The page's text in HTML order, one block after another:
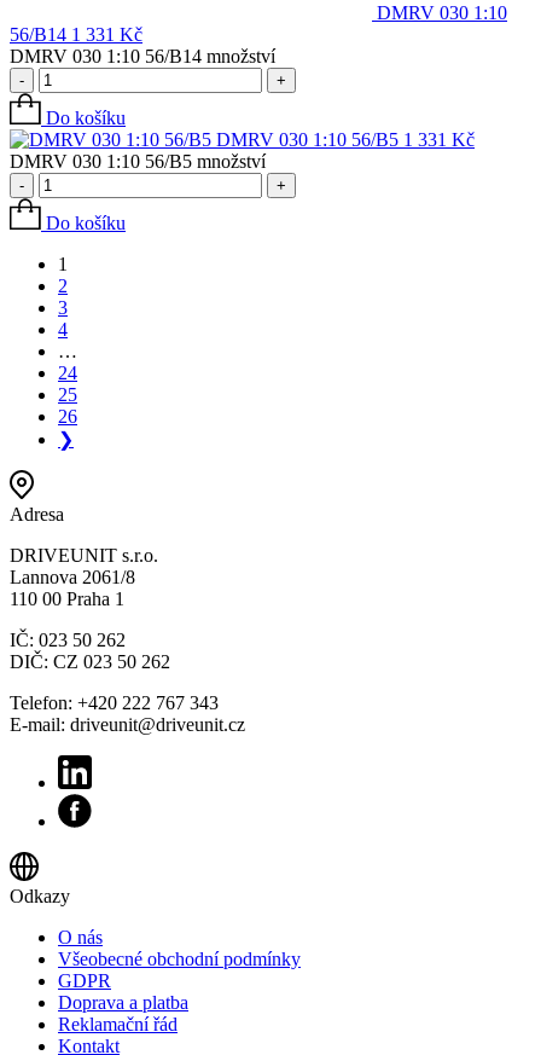
DMRV 030 1:10
56/B14 1 331 Kč
DMRV 030 1:10 56/B14 množství
- +
Do košíku
DMRV 030 1:10 56/B5 1 331 Kč
DMRV 030 1:10 56/B5 množství
- +
Do košíku
1
2
3
4
…
24
25
26
❯
Adresa
DRIVEUNIT s.r.o.
Lannova 2061/8
110 00 Praha 1
IČ: 023 50 262
DIČ: CZ 023 50 262
Telefon: +420 222 767 343
E-mail: driveunit@driveunit.cz
Odkazy
O nás
Všeobecné obchodní podmínky
GDPR
Doprava a platba
Reklamační řád
Kontakt